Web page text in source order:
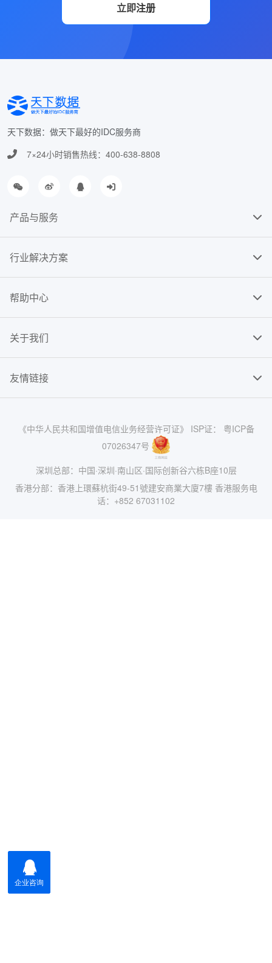
立即注册
天下数据：做天下最好的IDC服务商
7×24小时销售热线：400-638-8808
产品与服务
行业解决方案
帮助中心
关于我们
友情链接
《中华人民共和国增值电信业务经营许可证》 ISP证： 粤ICP备
07026347号
深圳总部：中国·深圳·南山区·国际创新谷六栋B座10层
香港分部：香港上環蘇杭街49-51號建安商業大廈7樓 香港服务电
话：+852 67031102